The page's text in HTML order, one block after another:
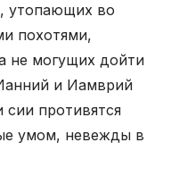
утопающих во
похотями,
не могущих дойти
и Иамврий
противятся
умом, невежды в